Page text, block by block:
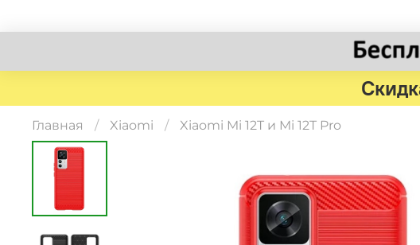
Главная Xiaomi Xiaomi Mi 12T и Mi 12T Pro